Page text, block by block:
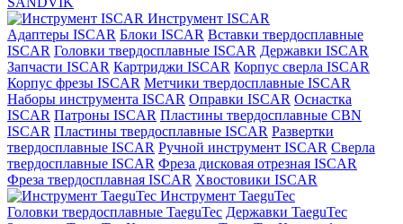
Инструмент ISCAR
Адаптеры ISCAR Блоки ISCAR Вставки твердосплавные
ISCAR Головки твердосплавные ISCAR Державки ISCAR
Запчасти ISCAR Картриджи ISCAR Корпус сверла ISCAR
Корпус фрезы ISCAR Метчики твердосплавные ISCAR
Наборы инструмента ISCAR Оправки ISCAR Оснастка
ISCAR Патроны ISCAR Пластины твердосплавные CBN
ISCAR Пластины твердосплавные ISCAR Развертки
твердосплавные ISCAR Ручной инструмент ISCAR Сверла
твердосплавные ISCAR Фреза дисковая отрезная ISCAR
Фреза твердосплавная ISCAR Хвостовики ISCAR
Инструмент TaeguTec
Головки твердосплавные TaeguTec Державки TaeguTec